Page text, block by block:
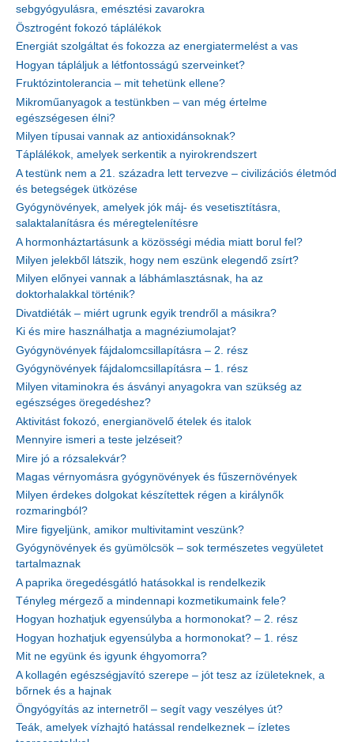
sebgyógyulásra, emésztési zavarokra
Ösztrogént fokozó táplálékok
Energiát szolgáltat és fokozza az energiatermelést a vas
Hogyan tápláljuk a létfontosságú szerveinket?
Fruktózintolerancia – mit tehetünk ellene?
Mikroműanyagok a testünkben – van még értelme
egészségesen élni?
Milyen típusai vannak az antioxidánsoknak?
Táplálékok, amelyek serkentik a nyirokrendszert
A testünk nem a 21. századra lett tervezve – civilizációs életmód
és betegségek ütközése
Gyógynövények, amelyek jók máj- és vesetisztításra,
salaktalanításra és méregtelenítésre
A hormonháztartásunk a közösségi média miatt borul fel?
Milyen jelekből látszik, hogy nem eszünk elegendő zsírt?
Milyen előnyei vannak a lábhámlasztásnak, ha az
doktorhalakkal történik?
Divatdiéták – miért ugrunk egyik trendről a másikra?
Ki és mire használhatja a magnéziumolajat?
Gyógynövények fájdalomcsillapításra – 2. rész
Gyógynövények fájdalomcsillapításra – 1. rész
Milyen vitaminokra és ásványi anyagokra van szükség az
egészséges öregedéshez?
Aktivitást fokozó, energianövelő ételek és italok
Mennyire ismeri a teste jelzéseit?
Mire jó a rózsalekvár?
Magas vérnyomásra gyógynövények és fűszernövények
Milyen érdekes dolgokat készítettek régen a királynők
rozmaringból?
Mire figyeljünk, amikor multivitamint veszünk?
Gyógynövények és gyümölcsök – sok természetes vegyületet
tartalmaznak
A paprika öregedésgátló hatásokkal is rendelkezik
Tényleg mérgező a mindennapi kozmetikumaink fele?
Hogyan hozhatjuk egyensúlyba a hormonokat? – 2. rész
Hogyan hozhatjuk egyensúlyba a hormonokat? – 1. rész
Mit ne együnk és igyunk éhgyomorra?
A kollagén egészségjavító szerepe – jót tesz az ízületeknek, a
bőrnek és a hajnak
Öngyógyítás az internetről – segít vagy veszélyes út?
Teák, amelyek vízhajtó hatással rendelkeznek – ízletes